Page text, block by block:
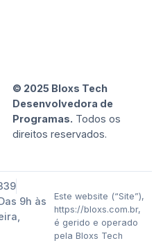
© 2025 Bloxs Tech
Desenvolvedora de
Programas. Todos os
direitos reservados.
9h às
Este website (“Site”),
https://bloxs.com.br,
é gerido e operado
pela Bloxs Tech